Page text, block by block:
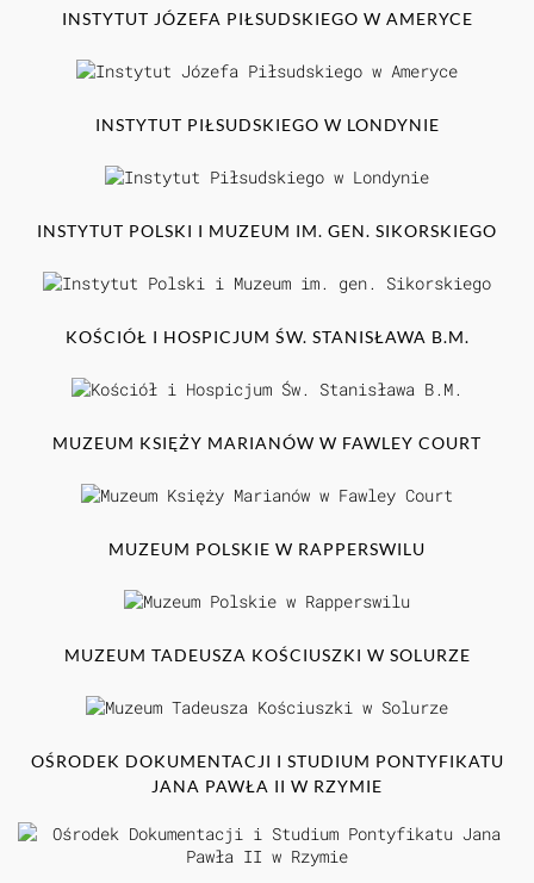
INSTYTUT JÓZEFA PIŁSUDSKIEGO W AMERYCE
INSTYTUT PIŁSUDSKIEGO W LONDYNIE
INSTYTUT POLSKI I MUZEUM IM. GEN. SIKORSKIEGO
KOŚCIÓŁ I HOSPICJUM ŚW. STANISŁAWA B.M.
MUZEUM KSIĘŻY MARIANÓW W FAWLEY COURT
MUZEUM POLSKIE W RAPPERSWILU
MUZEUM TADEUSZA KOŚCIUSZKI W SOLURZE
OŚRODEK DOKUMENTACJI I STUDIUM PONTYFIKATU
JANA PAWŁA II W RZYMIE